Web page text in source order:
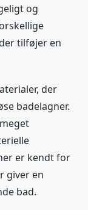
og
tilføjer en
der
badelagner.
er kendt for
giver en
bad.